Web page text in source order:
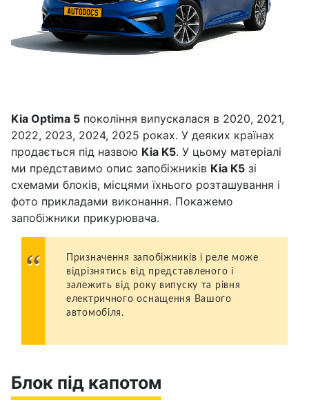
Kia Optima 5 покоління випускалася в 2020, 2021,
2022, 2023, 2024, 2025 роках. У деяких країнах
продається під назвою Kia K5. У цьому матеріалі
ми представимо опис запобіжників Кіа К5 зі
схемами блоків, місцями їхнього розташування і
фото прикладами виконання. Покажемо
запобіжники прикурювача.
Призначення запобіжників і реле може
відрізнятись від представленого і
залежить від року випуску та рівня
електричного оснащення Вашого
автомобіля.
Блок під капотом